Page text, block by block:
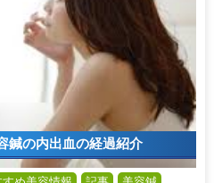
鍼の内出血の経過紹介